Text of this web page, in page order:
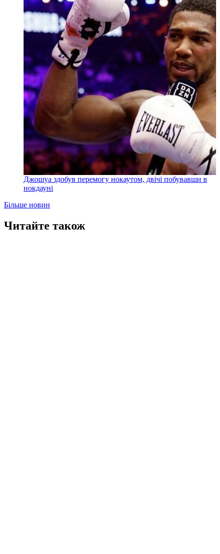
Джошуа здобув перемогу нокаутом, двічі побувавши в
нокдауні
Більше новин
Читайте також